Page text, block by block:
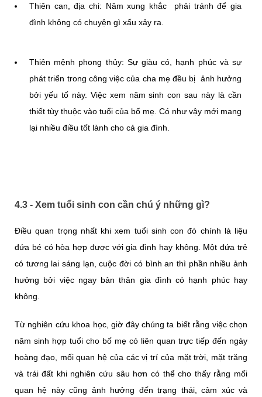
Thiên can, địa chi: Năm xung khắc phải tránh để gia
đình không có chuyện gì xấu xảy ra.
Thiên mệnh phong thủy: Sự giàu có, hạnh phúc và sự
phát triển trong công việc của cha mẹ đều bị ảnh hưởng
bởi yếu tố này. Việc xem năm sinh con sau này là cần
thiết tùy thuộc vào tuổi của bố mẹ. Có như vậy mới mang
lại nhiều điều tốt lành cho cả gia đình.
4.3 - Xem tuổi sinh con cần chú ý những gì?
Điều quan trọng nhất khi xem tuổi sinh con đó chính là liệu
đứa bé có hòa hợp được với gia đình hay không. Một đứa trẻ
có tương lai sáng lạn, cuộc đời có bình an thì phần nhiều ảnh
hưởng bởi việc ngay bản thân gia đình có hạnh phúc hay
không.
Từ nghiên cứu khoa học, giờ đây chúng ta biết rằng việc chọn
năm sinh hợp tuổi cho bố mẹ có liên quan trực tiếp đến ngày
hoàng đạo, mối quan hệ của các vị trí của mặt trời, mặt trăng
và trái đất khi nghiên cứu sâu hơn có thể cho thấy rằng mối
quan hệ này cũng ảnh hưởng đến trạng thái, cảm xúc và